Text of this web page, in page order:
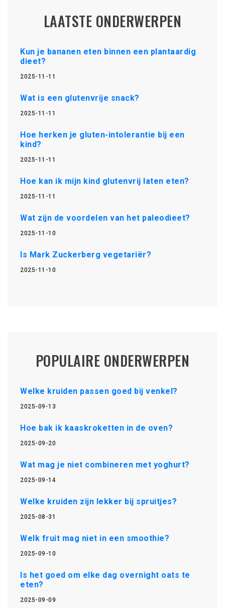
LAATSTE ONDERWERPEN
Kun je bananen eten binnen een plantaardig
dieet?
2025-11-11
Wat is een glutenvrije snack?
2025-11-11
Hoe herken je gluten-intolerantie bij een
kind?
2025-11-11
Hoe kan ik mijn kind glutenvrij laten eten?
2025-11-11
Wat zijn de voordelen van het paleodieet?
2025-11-10
Is Mark Zuckerberg vegetariër?
2025-11-10
POPULAIRE ONDERWERPEN
Welke kruiden passen goed bij venkel?
2025-09-13
Hoe bak ik kaaskroketten in de oven?
2025-09-20
Wat mag je niet combineren met yoghurt?
2025-09-14
Welke kruiden zijn lekker bij spruitjes?
2025-08-31
Welk fruit mag niet in een smoothie?
2025-09-10
Is het goed om elke dag overnight oats te
eten?
2025-09-09